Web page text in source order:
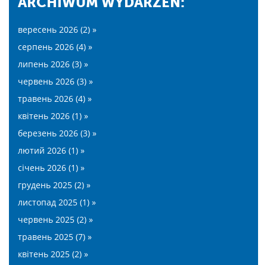
вересень 2026 (2) »
серпень 2026 (4) »
липень 2026 (3) »
червень 2026 (3) »
травень 2026 (4) »
квітень 2026 (1) »
березень 2026 (3) »
лютий 2026 (1) »
січень 2026 (1) »
грудень 2025 (2) »
листопад 2025 (1) »
червень 2025 (2) »
травень 2025 (7) »
квітень 2025 (2) »